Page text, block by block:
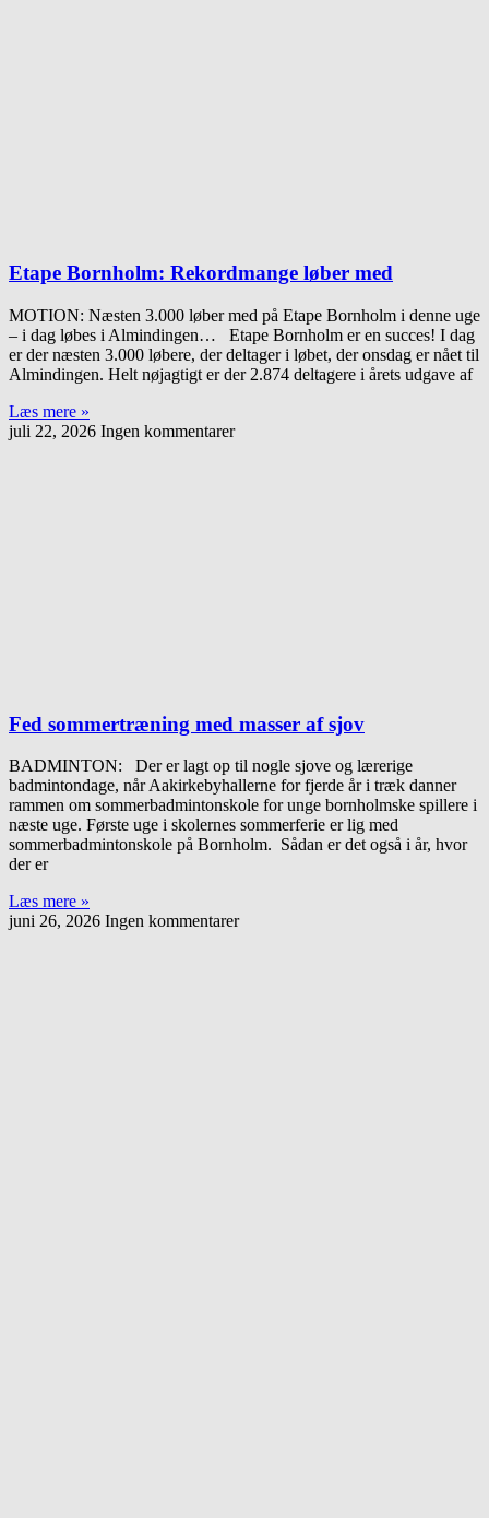
Etape Bornholm: Rekordmange løber med
MOTION: Næsten 3.000 løber med på Etape Bornholm i denne uge
– i dag løbes i Almindingen… Etape Bornholm er en succes! I dag
er der næsten 3.000 løbere, der deltager i løbet, der onsdag er nået til
Almindingen. Helt nøjagtigt er der 2.874 deltagere i årets udgave af
Læs mere »
juli 22, 2026 Ingen kommentarer
Fed sommertræning med masser af sjov
BADMINTON: Der er lagt op til nogle sjove og lærerige
badmintondage, når Aakirkebyhallerne for fjerde år i træk danner
rammen om sommerbadmintonskole for unge bornholmske spillere i
næste uge. Første uge i skolernes sommerferie er lig med
sommerbadmintonskole på Bornholm. Sådan er det også i år, hvor
der er
Læs mere »
juni 26, 2026 Ingen kommentarer